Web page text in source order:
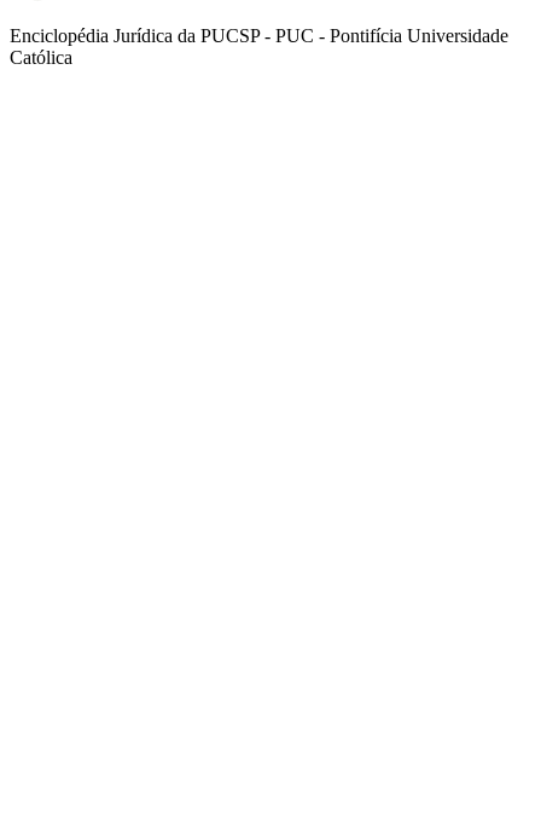
Enciclopédia Jurídica da PUCSP - PUC - Pontifícia Universidade
Católica